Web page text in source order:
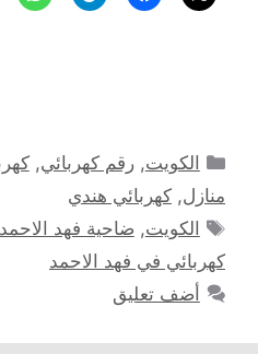
التصنيفات
الكويت,رقم كهربائي,
منازل, كهربائي هندي
الوسوم
الكويت, ضاحية فهد الاحمد
كهربائي في فهد الاحمد
أضف تعليق